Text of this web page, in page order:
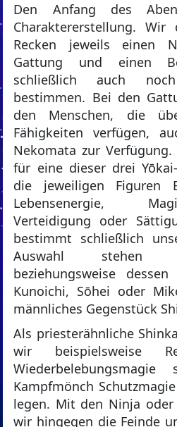
Den Anfang des
Charaktererstellung.
Recken jeweils einen
Gattung und einen
schließlich auch
bestimmen. Bei den
den Menschen, die
Fähigkeiten verfügen,
Nekomata zur
für eine dieser drei
die jeweiligen
Lebensenergie,
Verteidigung oder
bestimmt schließlich
Auswahl stehen
beziehungsweise
Kunoichi, Sōhei oder
männliches Gegenstück
Als priesterähnliche
wir beispielsweise
Kampfmönch
legen. Mit den Ninja oder
wir hingegen die Feinde